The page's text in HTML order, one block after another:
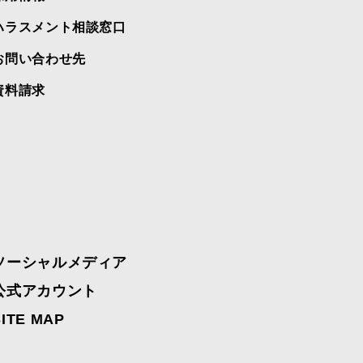
ラスメント相談窓口
問い合わせ先
料請求
ーシャルメディア
式アカウント
MAP